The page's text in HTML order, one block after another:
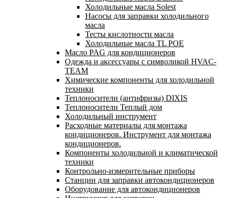
Холодильные масла Solest
Насосы для заправки холодильного
масла
Тесты кислотности масла
Холодильные масла TL POE
Масло PAG для кондиционеров
Одежда и аксессуары с символикой HVAC-
TEAM
Химические компоненты для холодильной
техники
Теплоносители (антифризы) DIXIS
Теплоносители Теплый дом
Холодильный инструмент
Расходные материалы для монтажа
кондиционеров. Инструмент для монтажа
кондиционеров.
Компоненты холодильной и климатической
техники
Контрольно-измерительные приборы
Станции для заправки автокондиционеров
Оборудование для автокондиционеров